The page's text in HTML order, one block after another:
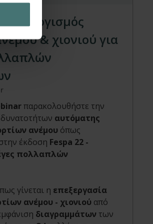
υπολογισμός
& χιονιού για
παρακολουθήστε την
αυτόματης
ανέμου όπως
έκδοση Fespa 22 -
πολλαπλών
γίνεται η επεξεργασία
ανέμου - χιονιού από
διαγραμμάτων των